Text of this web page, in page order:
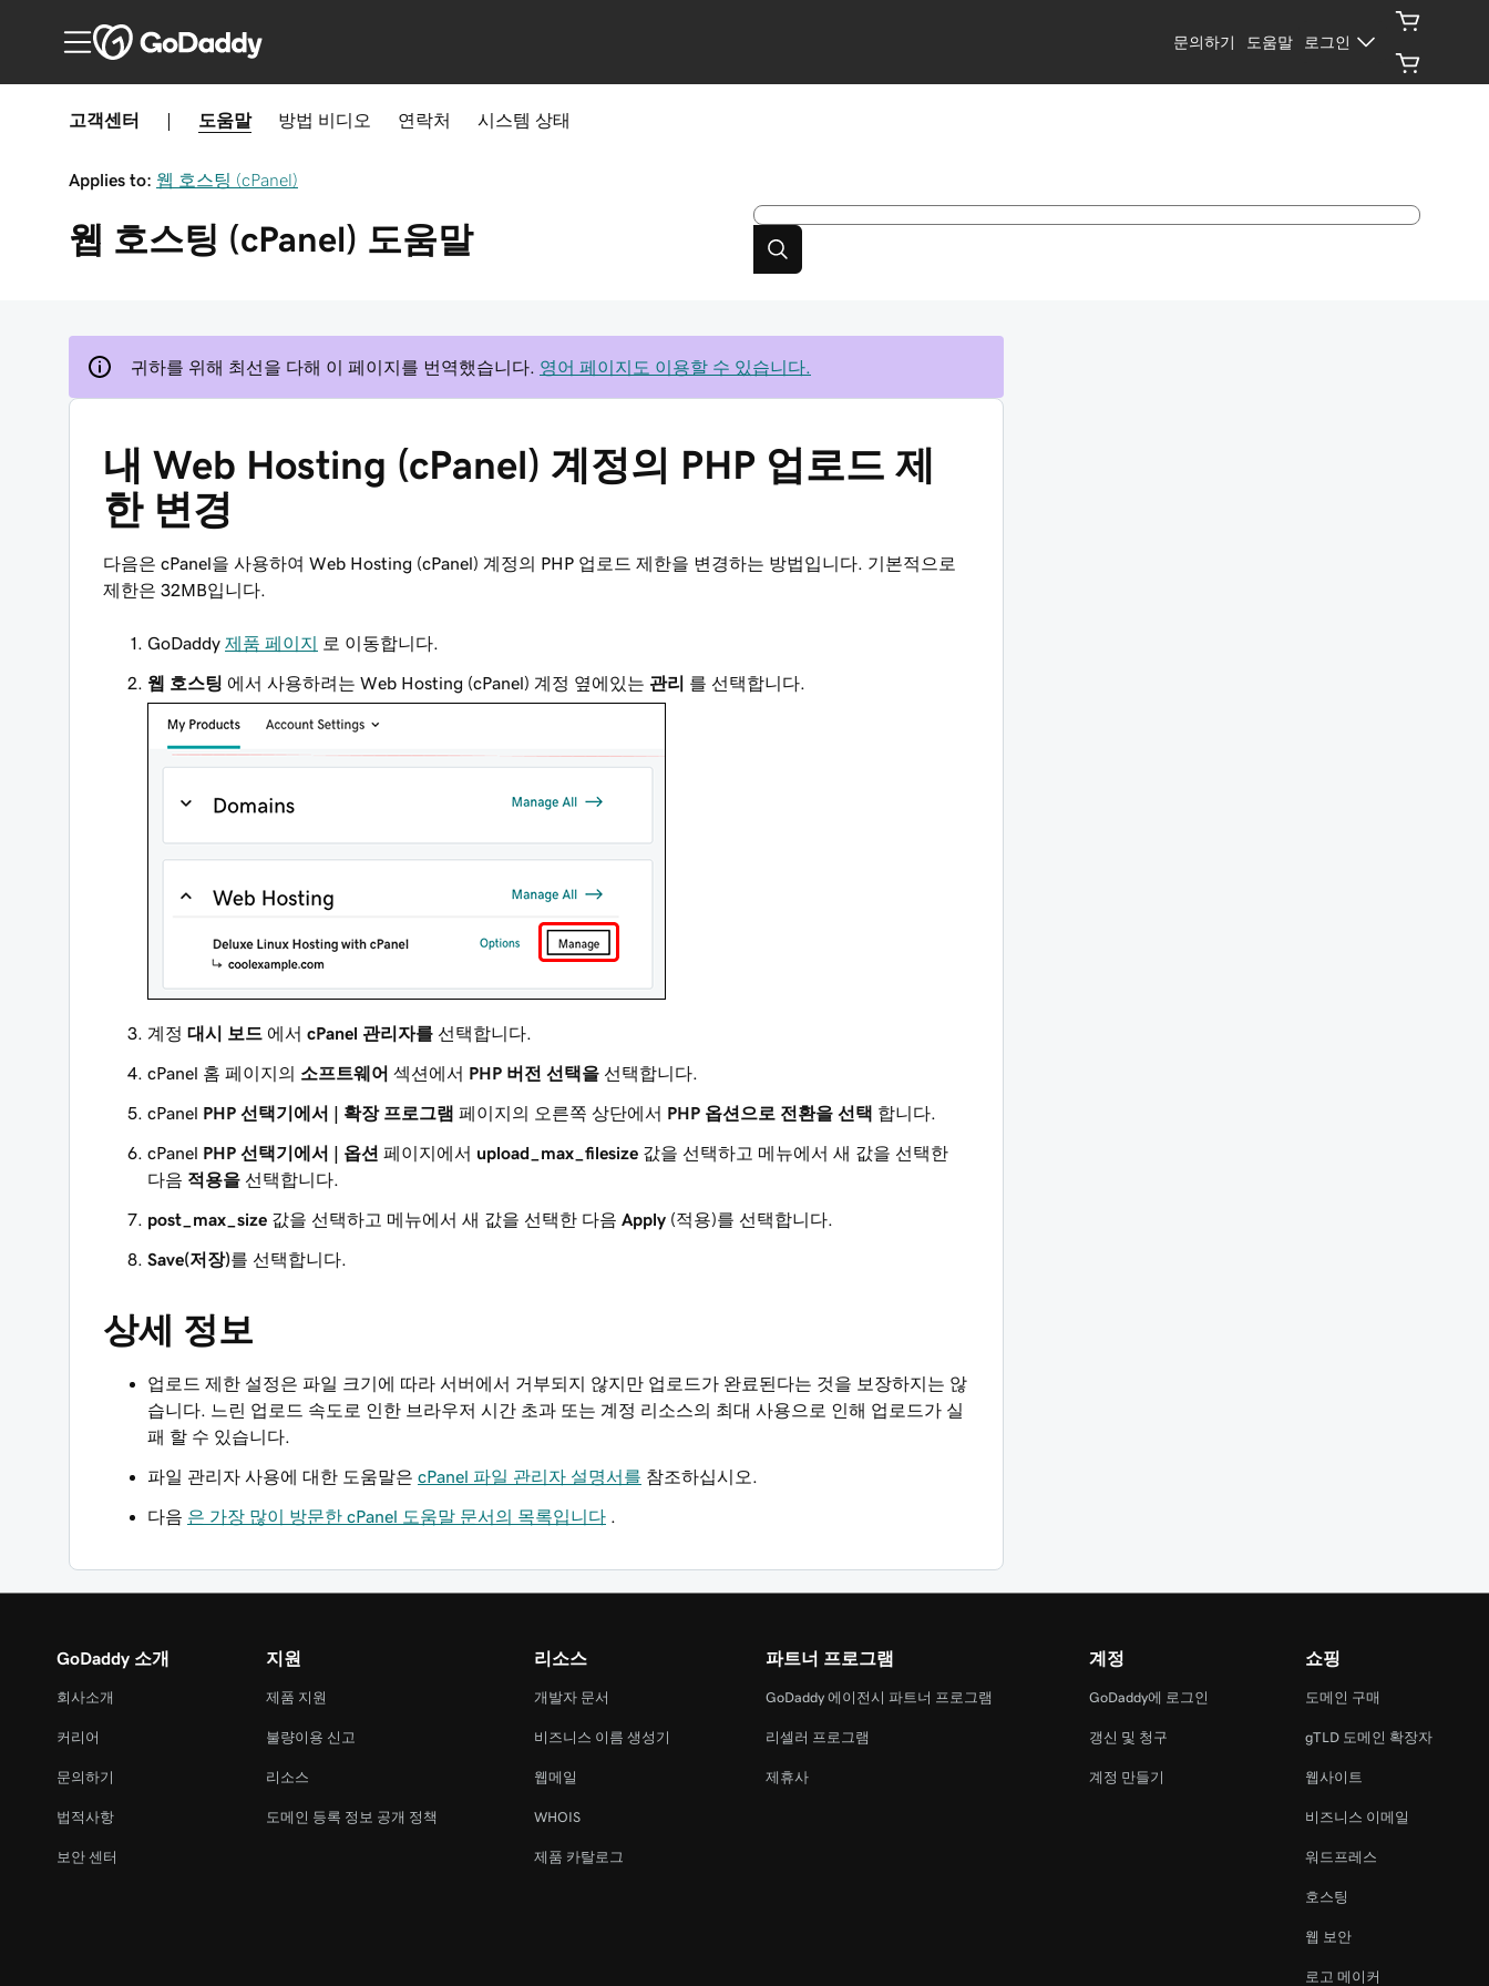
문의하기 도움말 로그인
고객센터 도움말 방법 비디오 연락처 시스템 상태
Applies to: 웹 호스팅 (cPanel)
웹 호스팅 (cPanel) 도움말
귀하를 위해 최선을 다해 이 페이지를 번역했습니다. 영어 페이지도 이용할 수 있습니다.
내 Web Hosting (cPanel) 계정의 PHP 업로드 제
한 변경
다음은 cPanel을 사용하여 Web Hosting (cPanel) 계정의 PHP 업로드 제한을 변경하는 방법입니다. 기본적으로
제한은 32MB입니다.
GoDaddy 제품 페이지 로 이동합니다.
웹 호스팅 에서 사용하려는 Web Hosting (cPanel) 계정 옆에있는 관리 를 선택합니다.
계정 대시 보드 에서 cPanel 관리자를 선택합니다.
cPanel 홈 페이지의 소프트웨어 섹션에서 PHP 버전 선택을 선택합니다.
cPanel PHP 선택기에서 | 확장 프로그램 페이지의 오른쪽 상단에서 PHP 옵션으로 전환을 선택 합니다.
cPanel PHP 선택기에서 | 옵션 페이지에서 upload_max_filesize 값을 선택하고 메뉴에서 새 값을 선택한
다음 적용을 선택합니다.
post_max_size 값을 선택하고 메뉴에서 새 값을 선택한 다음 Apply (적용)를 선택합니다.
Save(저장)를 선택합니다.
상세 정보
업로드 제한 설정은 파일 크기에 따라 서버에서 거부되지 않지만 업로드가 완료된다는 것을 보장하지는 않
습니다. 느린 업로드 속도로 인한 브라우저 시간 초과 또는 계정 리소스의 최대 사용으로 인해 업로드가 실
패 할 수 있습니다.
파일 관리자 사용에 대한 도움말은 cPanel 파일 관리자 설명서를 참조하십시오.
다음 은 가장 많이 방문한 cPanel 도움말 문서의 목록입니다
GoDaddy 소개
회사소개
커리어
문의하기
법적사항
보안 센터
지원
제품 지원
불량이용 신고
리소스
도메인 등록 정보 공개 정책
리소스
개발자 문서
비즈니스 이름 생성기
웹메일
WHOIS
제품 카탈로그
파트너 프로그램
GoDaddy 에이전시 파트너 프로그램
리셀러 프로그램
제휴사
계정
GoDaddy에 로그인
갱신 및 청구
계정 만들기
쇼핑
도메인 구매
gTLD 도메인 확장자
웹사이트
비즈니스 이메일
워드프레스
호스팅
웹 보안
로고 메이커